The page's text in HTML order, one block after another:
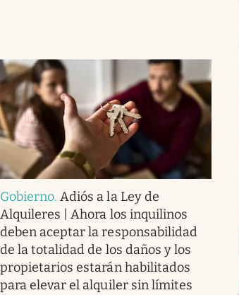
Gobierno.Adiós a la Ley de
Alquileres | Ahora los inquilinos
deben aceptar la responsabilidad
de la totalidad de los daños y los
propietarios estarán habilitados
para elevar el alquiler sin límites